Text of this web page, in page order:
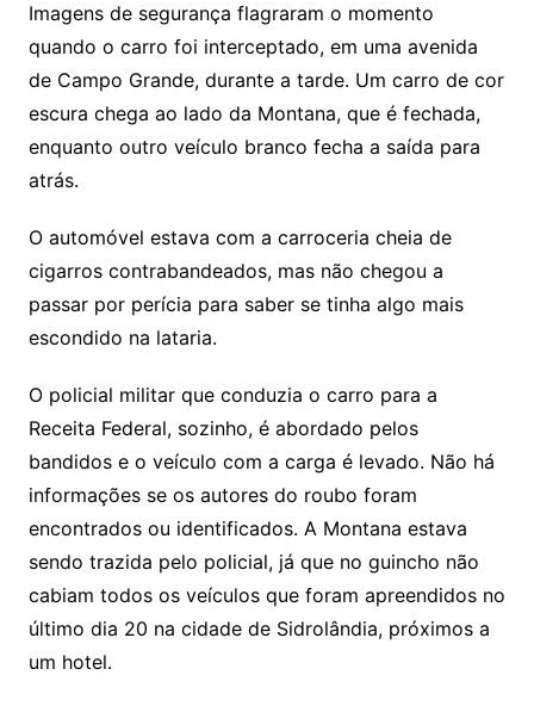
Imagens de segurança flagraram o momento
quando o carro foi interceptado, em uma avenida
de Campo Grande, durante a tarde. Um carro de cor
escura chega ao lado da Montana, que é fechada,
enquanto outro veículo branco fecha a saída para
atrás.
O automóvel estava com a carroceria cheia de
cigarros contrabandeados, mas não chegou a
passar por perícia para saber se tinha algo mais
escondido na lataria.
O policial militar que conduzia o carro para a
Receita Federal, sozinho, é abordado pelos
bandidos e o veículo com a carga é levado. Não há
informações se os autores do roubo foram
encontrados ou identificados. A Montana estava
sendo trazida pelo policial, já que no guincho não
cabiam todos os veículos que foram apreendidos no
último dia 20 na cidade de Sidrolândia, próximos a
um hotel.